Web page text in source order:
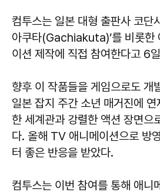
컴투스는 일본 대형 출판사 코단
아쿠타(Gachiakuta)’를 비롯한
이션 제작에 직접 참여한다고 6
향후 이 작품들을 게임으로도 개
일본 잡지 주간 소년 매거진에
한 세계관과 강렬한 액션 장면으
다. 올해 TV 애니메이션으로 방
터 좋은 반응을 받았다.
컴투스는 이번 참여를 통해 애니